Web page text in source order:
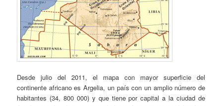
Desde julio del 2011, el mapa con mayor superficie del
continente africano es Argelia, un país con un amplio número de
habitantes (34, 800 000) y que tiene por capital a la ciudad de